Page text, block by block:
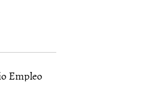
Empleo